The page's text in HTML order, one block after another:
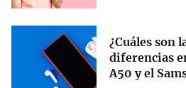
¿Cuáles son
diferencias
A50 y el